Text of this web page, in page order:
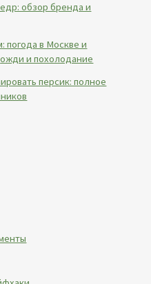
обзор бренда и
в Москве и
и похолодание
персик: полное